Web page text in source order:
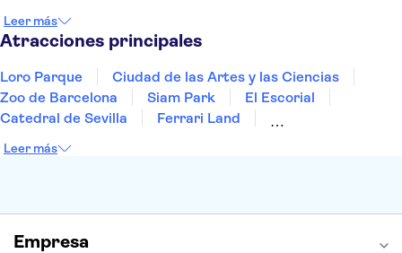
Bilbao
Menorca Granada
Leer más
Atracciones principales
Loro Parque
Ciudad de las Artes y las Ciencias
Zoo de Barcelona
Siam Park
El Escorial
Catedral de Sevilla
Ferrari Land
Montserrat
Parque Warner
Leer más
Empresa